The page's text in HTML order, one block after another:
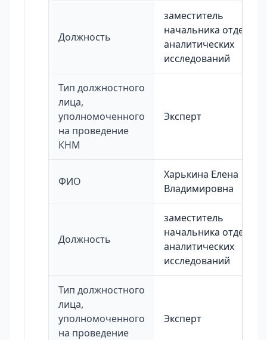
Должность
заместитель
начальника отдела
аналитических
исследований
Тип должностного
лица,
уполномоченного
на проведение
КНМ
Эксперт
ФИО
Харькина Елена
Владимировна
Должность
заместитель
начальника отдела
аналитических
исследований
Тип должностного
лица,
уполномоченного
на проведение
Эксперт